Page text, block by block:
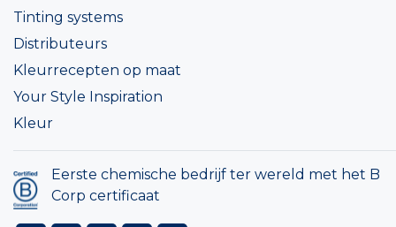
Tinting systems
Distributeurs
Kleurrecepten op maat
Your Style Inspiration
Kleur
Eerste chemische bedrijf ter wereld met het B
Corp certificaat